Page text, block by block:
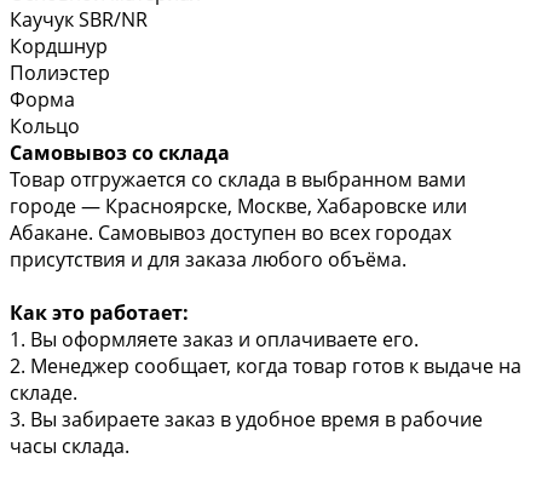
Каучук SBR/NR
Кордшнур
Полиэстер
Форма
Кольцо
Самовывоз со склада
Товар отгружается со склада в выбранном вами
городе — Красноярске, Москве, Хабаровске или
Абакане. Самовывоз доступен во всех городах
присутствия и для заказа любого объёма.
Как это работает:
1. Вы оформляете заказ и оплачиваете его.
2. Менеджер сообщает, когда товар готов к выдаче на
складе.
3. Вы забираете заказ в удобное время в рабочие
часы склада.